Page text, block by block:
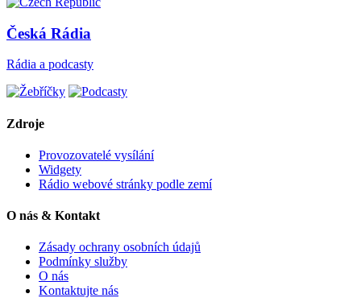
Česká Rádia
Rádia a podcasty
Zdroje
Provozovatelé vysílání
Widgety
Rádio webové stránky podle zemí
O nás & Kontakt
Zásady ochrany osobních údajů
Podmínky služby
O nás
Kontaktujte nás